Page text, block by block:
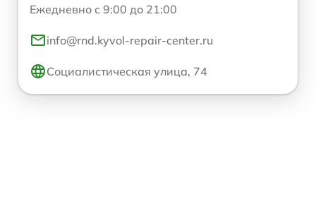
Ежедневно с 9:00 до 21:00
info@rnd.kyvol-repair-center.ru
Социалистическая улица, 74